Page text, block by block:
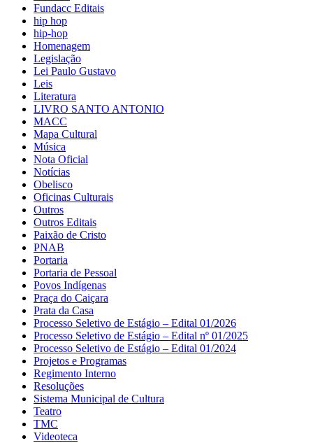
Fundacc Editais
hip hop
hip-hop
Homenagem
Legislação
Lei Paulo Gustavo
Leis
Literatura
LIVRO SANTO ANTONIO
MACC
Mapa Cultural
Música
Nota Oficial
Notícias
Obelisco
Oficinas Culturais
Outros
Outros Editais
Paixão de Cristo
PNAB
Portaria
Portaria de Pessoal
Povos Indígenas
Praça do Caiçara
Prata da Casa
Processo Seletivo de Estágio – Edital 01/2026
Processo Seletivo de Estágio – Edital nº 01/2025
Processo Seletivo de Estágio – Edital 01/2024
Projetos e Programas
Regimento Interno
Resoluções
Sistema Municipal de Cultura
Teatro
TMC
Videoteca